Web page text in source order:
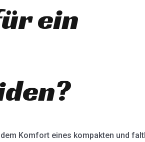
ein
Komfort eines kompakten und